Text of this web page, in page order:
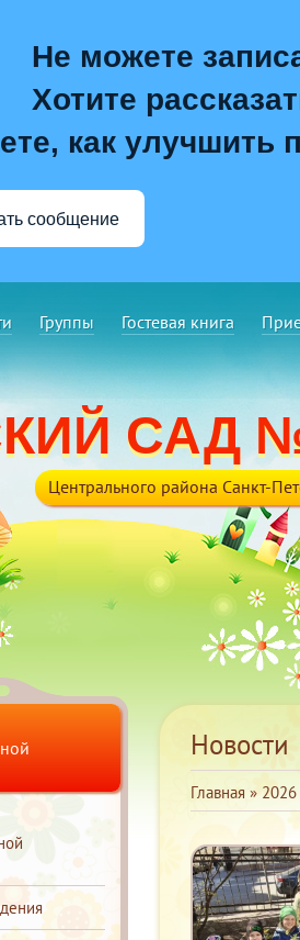
Не можете
Хотите
как улучшить
сообщение
Группы Гостевая книга
САД
Центрального района Санкт-
Новости
Главная »2026